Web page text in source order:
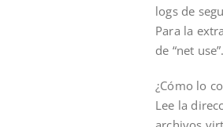
logs de
Para la
de “net use”.
¿Cómo lo
Lee la